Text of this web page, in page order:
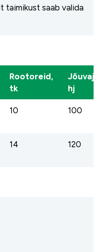
taimikust saab valida
Rootoreid,
tk
hj
10 100
14 120